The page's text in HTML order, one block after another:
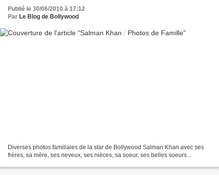
Publié le 30/06/2010 à 17:12
Par Le Blog de Bollywood
Diverses photos familiales de la star de Bollywood Salman Khan avec ses
frères, sa mère, ses neveux, ses nièces, sa soeur, ses belles soeurs...